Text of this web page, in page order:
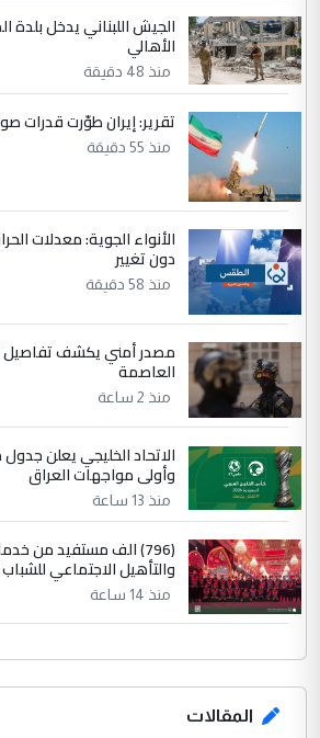
الموضوع :
الجواهري يرد على
مضجعيك يابن الزنا (نص كامل)
التعليق : تحياتي لك استاذ
دقيق ومسؤول؛ فالاستثمار
وثروات البلد يعتمد على الكفاءة ...
الموضوع :
بين الإهمال واغتصاب
الرافدين تعاني الجفاف والتصحر!!
الجيش اللبناني يدخل بلدة
الأهالي
منذ 48 دقيقة
تقرير: إيران طوّرت قدرات
منذ 55 دقيقة
الأنواء الجوية: معدلات
دون تغيير
منذ 58 دقيقة
مصدر أمني يكشف تفاصيل
العاصمة
منذ 2 ساعة
وأولى مواجهات العراق
منذ 13 ساعة
(796) الف مستفيد من
والتأهيل الاجتماعي للشباب
منذ 14 ساعة
المقالات